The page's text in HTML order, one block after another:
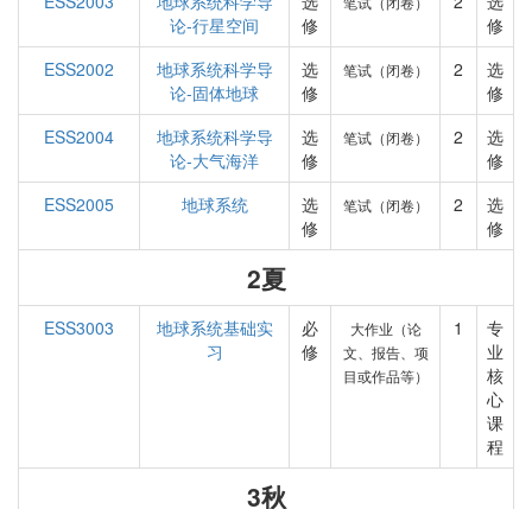
论-行星空间
修
修
ESS2002
地球系统科学导
论-固体地球
选
修
笔试（闭卷） 2
选
修
ESS2004
地球系统科学导
论-大气海洋
选
修
笔试（闭卷） 2
选
修
ESS2005
地球系统
选
修
笔试（闭卷） 2
选
修
2夏
ESS3003
地球系统基础实
习
必
修
大作业（论
文、报告、项
目或作品等）
1
专
业
核
心
课
程
3秋